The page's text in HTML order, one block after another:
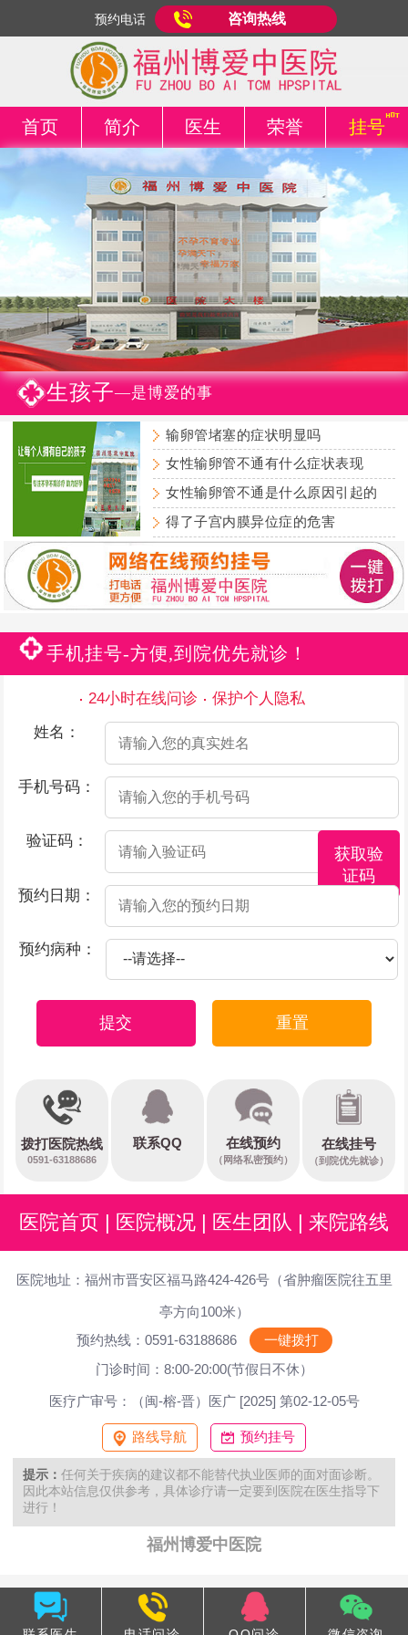
预约电话 咨询热线
首页 简介 医生 荣誉 挂号
生孩子—是博爱的事
输卵管堵塞的症状明显吗
女性输卵管不通有什么症状表现
女性输卵管不通是什么原因引起的
得了子宫内膜异位症的危害
手机挂号-方便,到院优先就诊！
24小时在线问诊
保护个人隐私
姓名：
手机号码：
验证码：
获取验
证码
预约日期：
预约病种：
提交 重置
拨打医院热线
0591-63188686
联系QQ 在线预约
（网络私密预约）
在线挂号
（到院优先就诊）
医院首页 医院概况 医生团队 来院路线
医院地址：福州市晋安区福马路424-426号（省肿瘤医院往五里
亭方向100米）
预约热线：0591-63188686
一键拨打
门诊时间：8:00-20:00(节假日不休）
医疗广审号：（闽-榕-晋）医广 [2025] 第02-12-05号
路线导航 预约挂号
提示： 任何关于疾病的建议都不能替代执业医师的面对面诊断。
因此本站信息仅供参考，具体诊疗请一定要到医院在医生指导下
进行！
福州博爱中医院